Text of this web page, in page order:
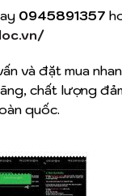
0945891357
và đặt mua
chất lượng
quốc.